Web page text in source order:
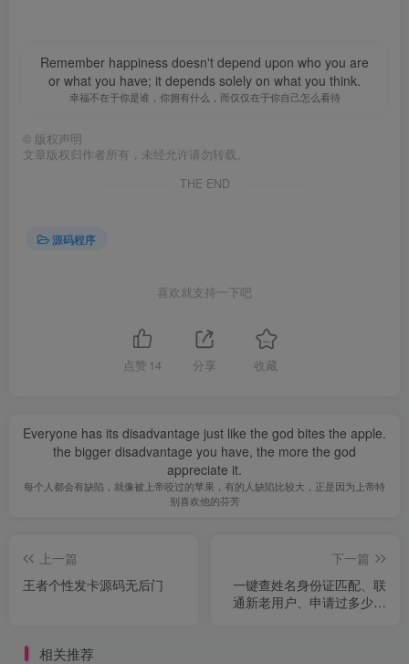
Remember happiness doesn't depend upon who you are
or what you have; it depends solely on what you think.
幸福不在于你是谁，你拥有什么，而仅仅在于你自己怎么看待
© 版权声明
文章版权归作者所有，未经允许请勿转载。
THE END
源码程序
喜欢就支持一下吧
点赞 14 分享 收藏
Everyone has its disadvantage just like the god bites the apple.
the bigger disadvantage you have, the more the god
appreciate it.
每个人都会有缺陷，就像被上帝咬过的苹果，有的人缺陷比较大，正是因为上帝特
别喜欢他的芬芳
上一篇
王者个性发卡源码无后门
下一篇
一键查姓名身份证匹配、联
通新老用户、申请过多少联
相关推荐